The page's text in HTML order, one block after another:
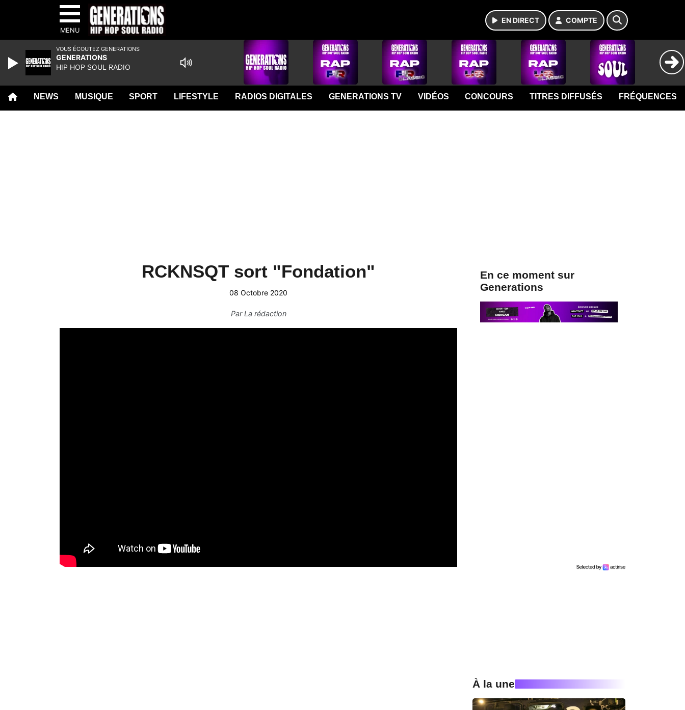
MENU
EN DIRECT COMPTE
NEWS MUSIQUE SPORT LIFESTYLE RADIOS DIGITALES GENERATIONS TV VIDÉOS CONCOURS TITRES DIFFUSÉS FRÉQUENCES
RCKNSQT sort "Fondation"
08 Octobre 2020
ParLa rédaction
En ce moment sur
Generations
À la une
VOUS ÉCOUTEZ GENERATIONS
GENERATIONS
HIP HOP SOUL RADIO